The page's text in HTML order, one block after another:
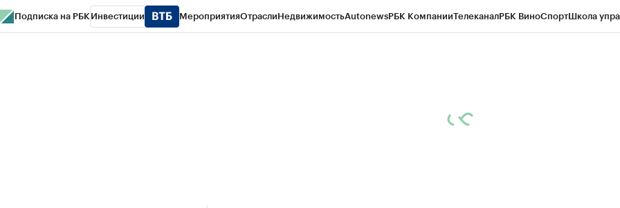
Подписка на РБК Инвестиции МероприятияОтраслиНедвижимостьAutonewsРБК КомпанииТелеканалРБК ВиноСпортШкола